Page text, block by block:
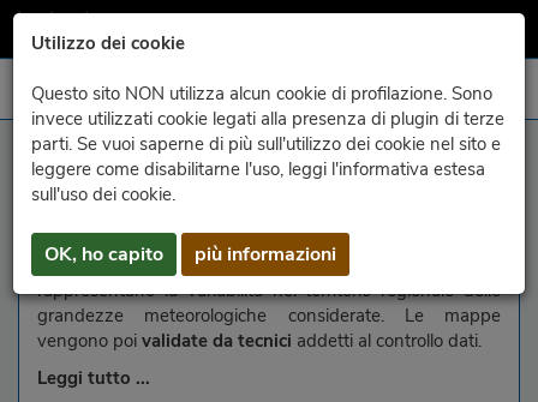
Utilizzo dei cookie
Questo sito NON utilizza alcun cookie di profilazione. Sono
invece utilizzati cookie legati alla presenza di plugin di terze
parti. Se vuoi saperne di più sull'utilizzo dei cookie nel sito e
leggere come disabilitarne l'uso, leggi l'informativa estesa
sull'uso dei cookie.
OK, ho capito più informazioni
Auskünfte
createa partire dai dati di circa 160stazioni della rete
meteorologicadel Friuli Venezia Giulia che ben
rappresentano la variabilità nel territorio regionale delle
grandezze meteorologiche considerate. Le mappe
vengono poi validate da tecnici addetti al controllo dati.
Leggi tutto ...